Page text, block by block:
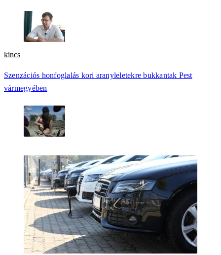
kincs
Szenzációs honfoglalás kori aranyleletekre bukkantak Pest
vármegyében